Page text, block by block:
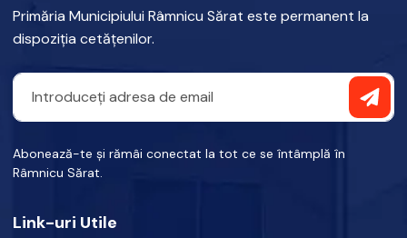
Primăria Municipiului Râmnicu Sărat este permanent la
dispoziția cetățenilor.
Abonează-te și rămâi conectat la tot ce se întâmplă în
Râmnicu Sărat.
Link-uri Utile